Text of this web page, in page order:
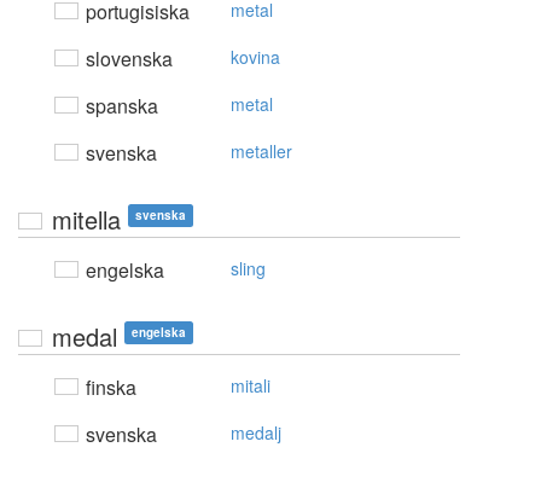
portugisiska metal
slovenska kovina
spanska metal
svenska metaller
mitella svenska
engelska sling
medal engelska
finska mitali
svenska medalj